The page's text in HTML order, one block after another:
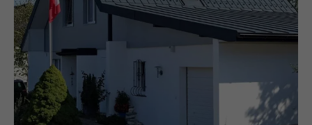
Name bscookie
Anbieter LinkedIn
Laufzeit 2 Jahre
Verwendet vom Social-Networking-Dienst